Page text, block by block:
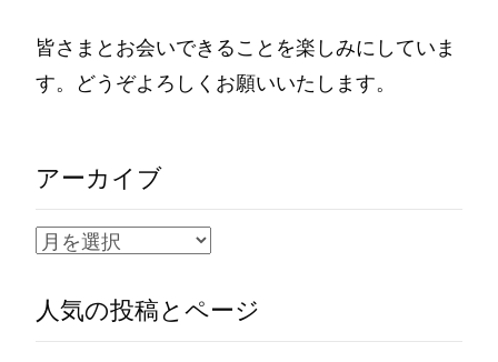
皆さまとお会いできることを楽しみにしていま
す。どうぞよろしくお願いいたします。
アーカイブ
ア
カ
イ
人気の投稿とページ